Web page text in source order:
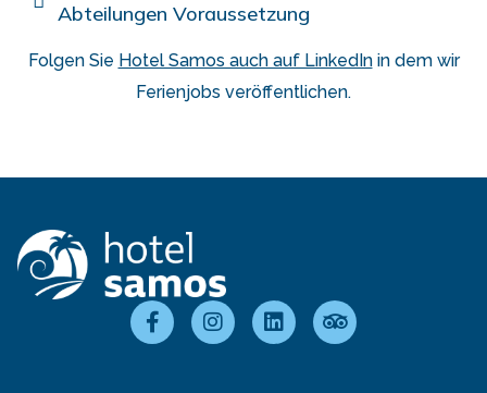
Abteilungen Voraussetzung
Folgen Sie Hotel Samos auch auf LinkedInin dem wir
Ferienjobs veröffentlichen.